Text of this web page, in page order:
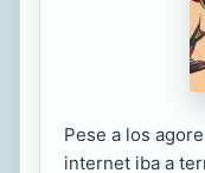
Pese a los
internet iba a